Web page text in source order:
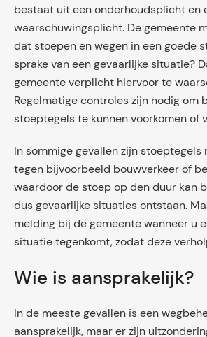
bestaat uit een onderhoudsplicht en
waarschuwingsplicht. De gemeente
dat stoepen en wegen in een goede
sprake van een gevaarlijke situatie?
gemeente verplicht hiervoor te
Regelmatige controles zijn nodig om
stoeptegels te kunnen voorkomen of
In sommige gevallen zijn stoeptegels
tegen bijvoorbeeld bouwverkeer of
waardoor de stoep op den duur kan
dus gevaarlijke situaties ontstaan.
melding bij de gemeente wanneer u
situatie tegenkomt, zodat deze
Wie is aansprakelijk?
In de meeste gevallen is een
aansprakelijk, maar er zijn